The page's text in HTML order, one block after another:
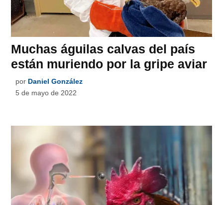
Muchas águilas calvas del país
están muriendo por la gripe aviar
por Daniel González
5 de mayo de 2022